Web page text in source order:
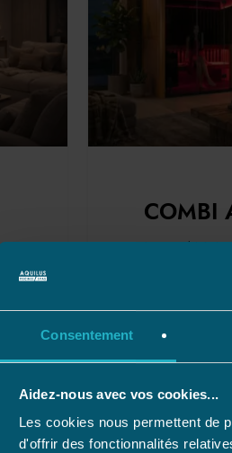
Consentement
Aidez-nous avec vos cookies...
Les cookies nous permettent de
d'offrir des fonctionnalités
COMBI
Le combi
vitalité…